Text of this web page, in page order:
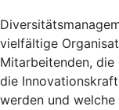
vielfältige
Mitarbeitenden,
die
werden und